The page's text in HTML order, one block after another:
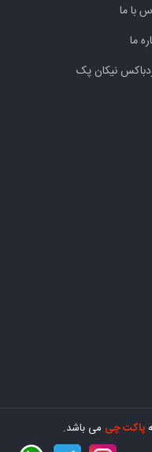
با ما
ما
نیکان پک
پاکت چی می باشد.